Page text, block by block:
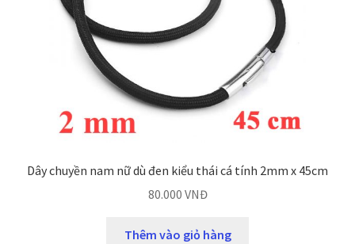
Dây chuyền nam nữ dù đen kiểu thái cá tính 2mm x 45cm
80.000 VNĐ
Thêm vào giỏ hàng